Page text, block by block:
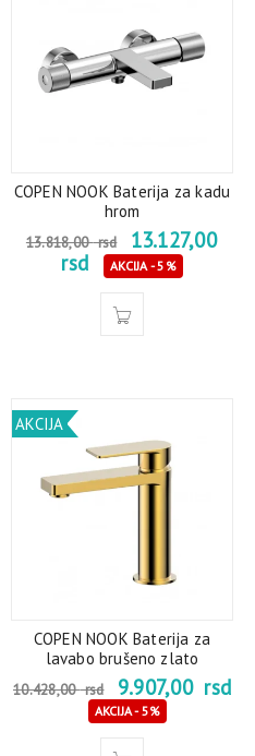
COPEN NOOK Baterija za kadu
hrom
13.818,00rsd
13.127,00
rsd
AKCIJA - 5%
AKCIJA
COPEN NOOK Baterija za
lavabo brušeno zlato
10.428,00rsd 9.907,00 rsd
AKCIJA - 5%